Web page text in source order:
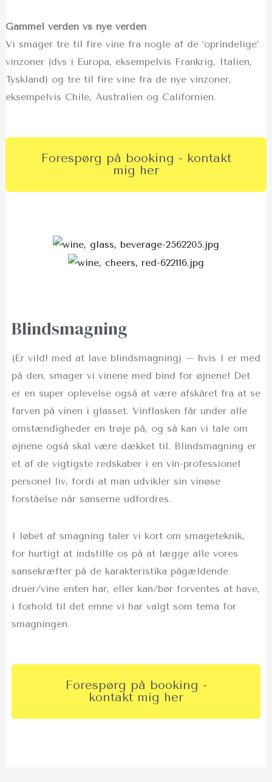
Gammel verden vs nye verden
Vi smager tre til fire vine fra nogle af de ‘oprindelige’
vinzoner (dvs i Europa, eksempelvis Frankrig, Italien,
Tyskland) og tre til fire vine fra de nye vinzoner,
eksempelvis Chile, Australien og Californien.
Forespørg på booking - kontakt
mig her
Blindsmagning
(Er vild! med at lave blindsmagning) – hvis I er med
på den, smager vi vinene med bind for øjnene! Det
er en super oplevelse også at være afskåret fra at se
farven på vinen i glasset. Vinflasken får under alle
omstændigheder en trøje på, og så kan vi tale om
øjnene også skal være dækket til. Blindsmagning er
et af de vigtigste redskaber i en vin-professionel
personel liv, fordi at man udvikler sin vinøse
forståelse når sanserne udfordres.
I løbet af smagning taler vi kort om smageteknik,
for hurtigt at indstille os på at lægge alle vores
sansekræfter på de karakteristika pågældende
druer/vine enten har, eller kan/bør forventes at have,
i forhold til det emne vi har valgt som tema for
smagningen.
Forespørg på booking -
kontakt mig her